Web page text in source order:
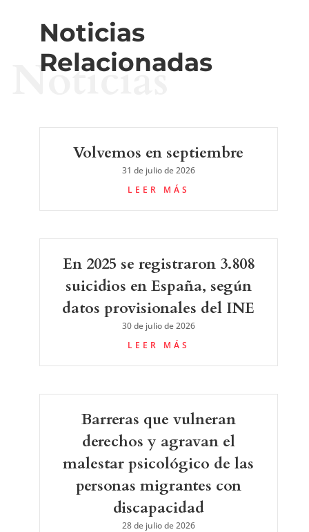
Noticias
Relacionadas
Noticias
Volvemos en septiembre
31 de julio de 2026
LEER MÁS
En 2025 se registraron 3.808
suicidios en España, según
datos provisionales del INE
30 de julio de 2026
LEER MÁS
Barreras que vulneran
derechos y agravan el
malestar psicológico de las
personas migrantes con
discapacidad
28 de julio de 2026